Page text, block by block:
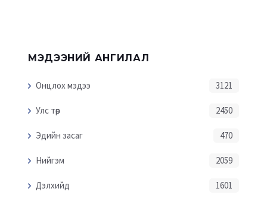
МЭДЭЭНИЙ АНГИЛАЛ
Онцлох мэдээ 3121
Улс төр 2450
Эдийн засаг 470
Нийгэм 2059
Дэлхийд 1601